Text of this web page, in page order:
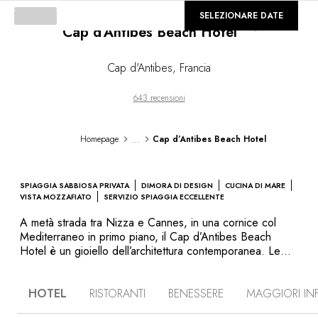
GALLERIA
Cap d’Antibes Beach Hotel
Cap d'Antibes, Francia
643 recensioni
Homepage ... Cap d’Antibes Beach Hotel
SPIAGGIA SABBIOSA PRIVATA DIMORA DI DESIGN
CUCINA DI MARE
VISTA MOZZAFIATO
SERVIZIO SPIAGGIA ECCELLENTE
A metà strada tra Nizza e Cannes, in una cornice col
Mediterraneo in primo piano, il Cap d’Antibes Beach
Hotel è un gioiello dell’architettura contemporanea. Le
freschezza di un giardino bagnato dal mare, con la
SELEZIONARE DATE
HOTEL RISTORANTI BENESSERE MAGGIORI